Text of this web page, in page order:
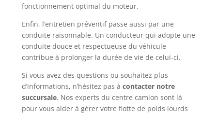
fonctionnement optimal du moteur.
Enfin, l’entretien préventif passe aussi par une
conduite raisonnable. Un conducteur qui adopte une
conduite douce et respectueuse du véhicule
contribue à prolonger la durée de vie de celui-ci.
Si vous avez des questions ou souhaitez plus
d’informations, n’hésitez pas à contacter notre
succursale. Nos experts du centre camion sont là
pour vous aider à gérer votre flotte de poids lourds